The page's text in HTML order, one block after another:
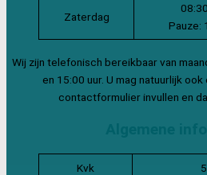
Zaterdag
Pauze:
Wij zijn telefonisch bereikbaar van
en 15:00 uur. U mag natuurlijk
contactformulier invullen en
Kvk